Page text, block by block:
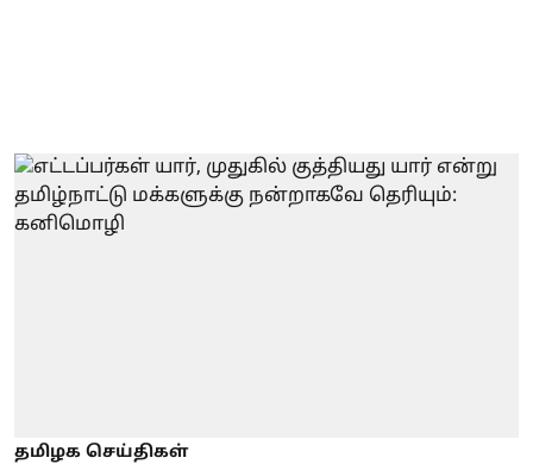
தமிழக செய்திகள்